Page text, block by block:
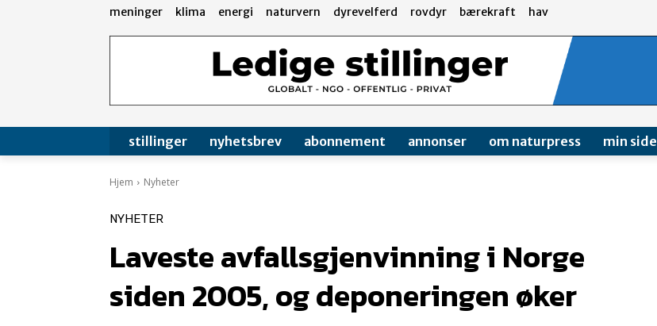
meninger klima energi naturvern dyrevelferd rovdyr bærekraft hav
stillinger nyhetsbrev abonnement annonser om naturpress min side
Hjem Nyheter
NYHETER
Laveste avfallsgjenvinning i Norge
siden 2005, og deponeringen øker